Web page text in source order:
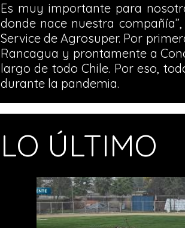
Es muy importante para
donde nace nuestra
Service de Agrosuper. Por
Rancagua y prontamente a
largo de todo Chile. Por eso,
durante la pandemia.
LO ÚLTIMO